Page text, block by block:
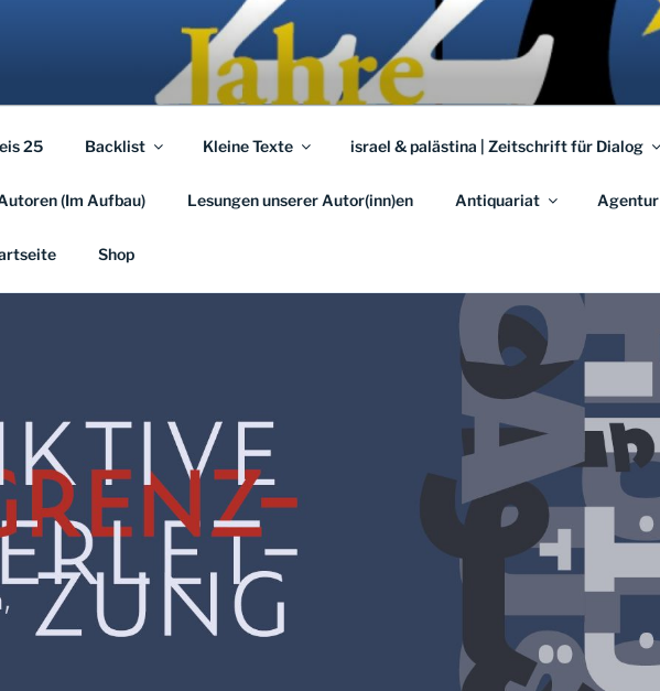
…
25 Backlist Kleine Texte israel & palästina | Zeitschrift für Dialog
(Im Aufbau) Lesungen unserer Autor(inn)en Antiquariat Agentur
Shop